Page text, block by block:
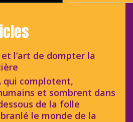
l’art de dompter la
qui complotent,
et sombrent dans
de la folle
le monde de la